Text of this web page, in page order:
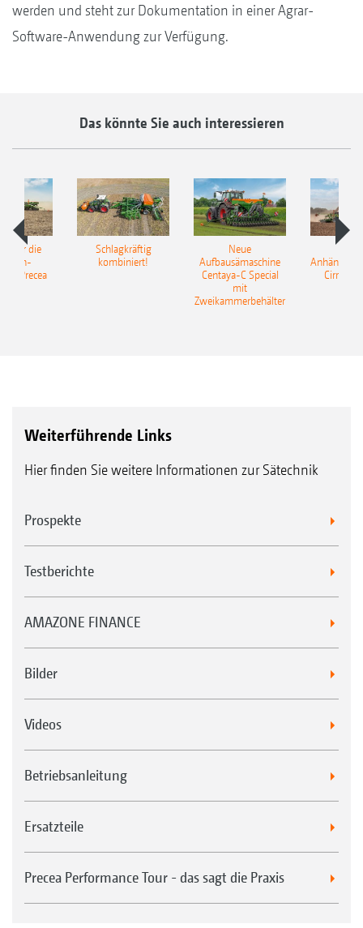
werden und steht zur Dokumentation in einer Agrar-
Software-Anwendung zur Verfügung.
Das könnte Sie auch interessieren
für die
Precea
Schlagkräftig
kombiniert!
Neue
Aufbausämaschine
Centaya-C Special
mit
Zweikammerbehälter
Cirrus
Weiterführende Links
Hier finden Sie weitere Informationen zur Sätechnik
Prospekte
Testberichte
AMAZONE FINANCE
Bilder
Videos
Betriebsanleitung
Ersatzteile
Precea Performance Tour - das sagt die Praxis